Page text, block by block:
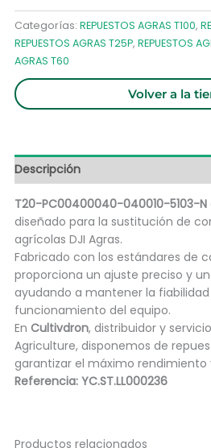
Categorías: REPUESTOS AGRAS T100,
REPUESTOS AGRAS T25P, REPUESTOS
AGRAS T60
Volver a la
Descripción
T20-PC00400040-040010-5103-N
diseñado para la sustitución de
agrícolas DJI Agras.
Fabricado con los estándares de
proporciona un ajuste preciso y
ayudando a mantener la
funcionamiento del equipo.
En Cultivdron, distribuidor y
Agriculture, disponemos de
garantizar el máximo rendimiento
Referencia: YC.ST.LL000236
Productos relacionados